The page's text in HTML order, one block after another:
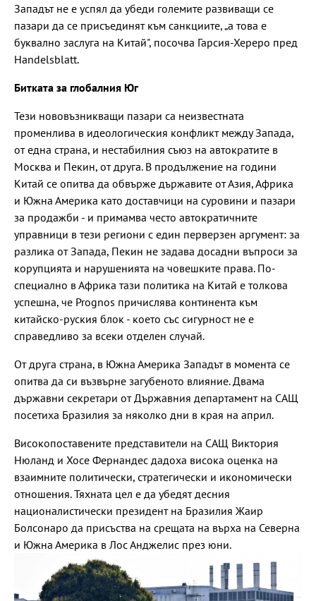
Западът не е успял да убеди големите развиващи се
пазари да се присъединят към санкциите, „а това е
буквално заслуга на Китай", посочва Гарсия-Хереро пред
Handelsblatt.
Битката за глобалния Юг
Тези нововъзникващи пазари са неизвестната
променлива в идеологическия конфликт между Запада,
от една страна, и нестабилния съюз на автократите в
Москва и Пекин, от друга. В продължение на години
Китай се опитва да обвърже държавите от Азия, Африка
и Южна Америка като доставчици на суровини и пазари
за продажби - и примамва често автократичните
управници в тези региони с един перверзен аргумент: за
разлика от Запада, Пекин не задава досадни въпроси за
корупцията и нарушенията на човешките права. По-
специално в Африка тази политика на Китай е толкова
успешна, че Prognos причислява континента към
китайско-руския блок - което със сигурност не е
справедливо за всеки отделен случай.
От друга страна, в Южна Америка Западът в момента се
опитва да си възвърне загубеното влияние. Двама
държавни секретари от Държавния департамент на САЩ
посетиха Бразилия за няколко дни в края на април.
Високопоставените представители на САЩ Виктория
Нюланд и Хосе Фернандес дадоха висока оценка на
взаимните политически, стратегически и икономически
отношения. Тяхната цел е да убедят десния
националистически президент на Бразилия Жаир
Болсонаро да присъства на срещата на върха на Северна
и Южна Америка в Лос Анджелис през юни.